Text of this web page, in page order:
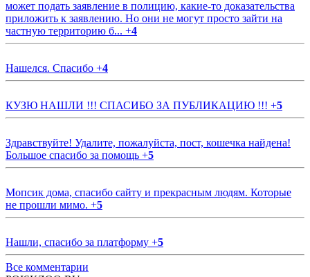
может подать заявление в полицию, какие-то доказательства
приложить к заявлению. Но они не могут просто зайти на
частную территорию б... +4
Нашелся. Спасибо +4
КУЗЮ НАШЛИ !!! СПАСИБО ЗА ПУБЛИКАЦИЮ !!! +5
Здравствуйте! Удалите, пожалуйста, пост, кошечка найдена!
Большое спасибо за помощь +5
Мопсик дома, спасибо сайту и прекрасным людям. Которые
не прошли мимо. +5
Нашли, спасибо за платформу +5
Все комментарии